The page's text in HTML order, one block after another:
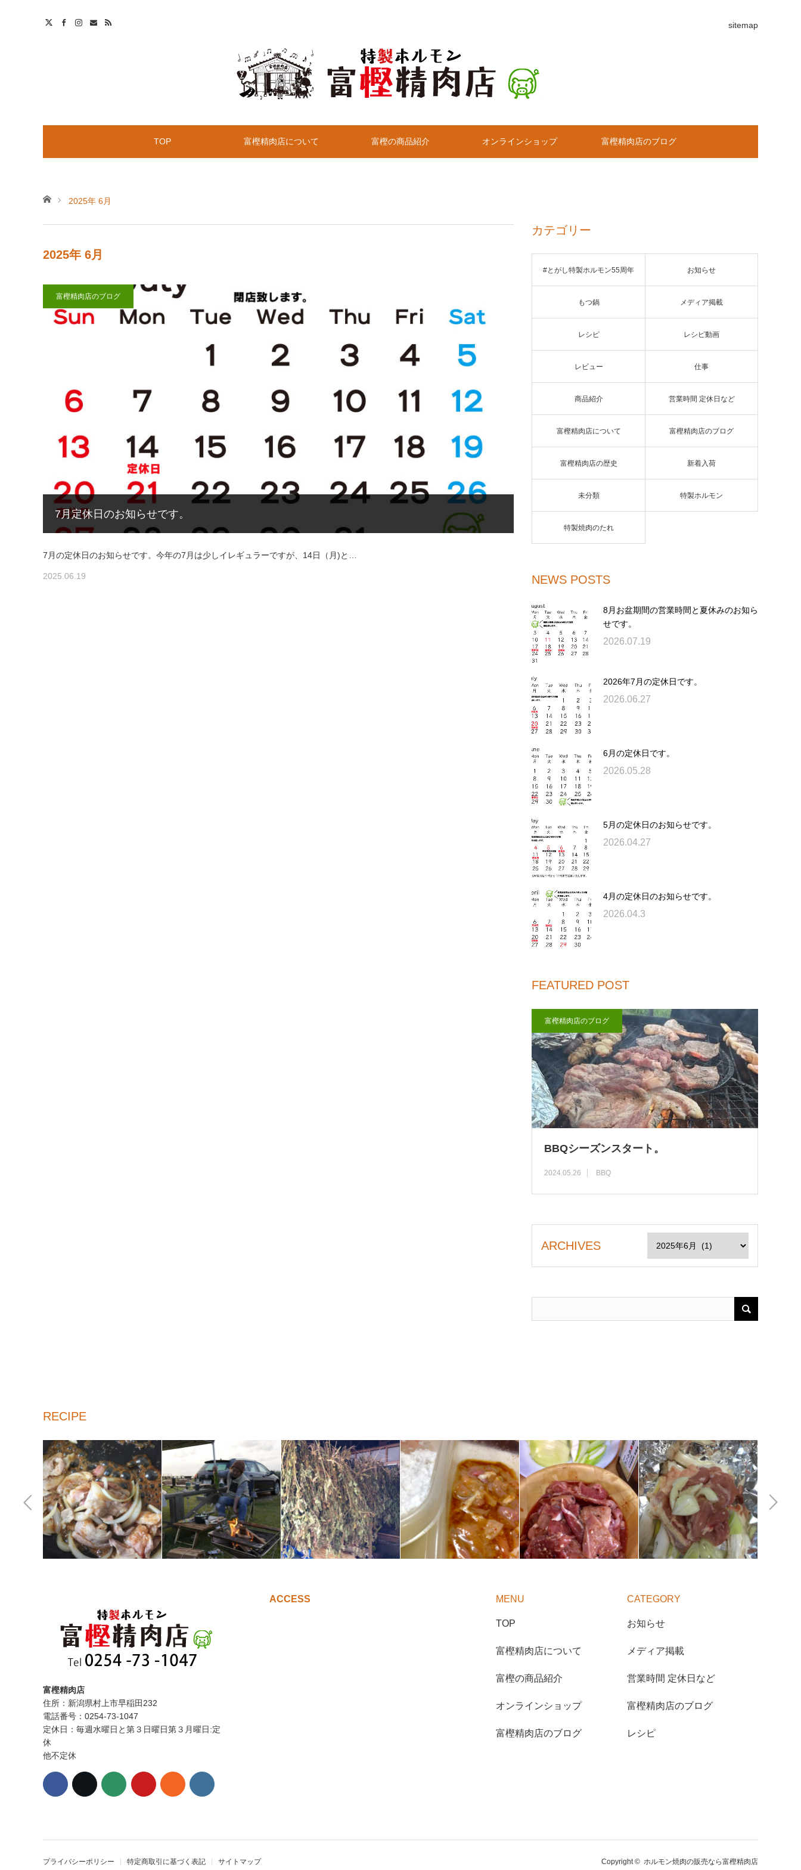
TOP 富樫精肉店について 富樫の商品紹介 オンラインショップ 富樫精肉店のブログ
sitemap
ホーム2025年 6月
2025年 6月
富樫精肉店のブログ
7月定休日のお知らせです。
7月の定休日のお知らせです。今年の7月は少しイレギュラーですが、14日（月)と…
2025.06.19
カテゴリー
#とがし特製ホルモン55周年 お知らせ
もつ鍋 メディア掲載
レシピ レシピ動画
レビュー 仕事
商品紹介 営業時間 定休日など
富樫精肉店について 富樫精肉店のブログ
富樫精肉店の歴史 新着入荷
未分類 特製ホルモン
特製焼肉のたれ
NEWS POSTS
8月お盆期間の営業時間と夏休みのお知ら
せです。
2026.07.19
2026年7月の定休日です。
2026.06.27
6月の定休日です。
2026.05.28
5月の定休日のお知らせです。
2026.04.27
4月の定休日のお知らせです。
2026.04.3
FEATURED POST
富樫精肉店のブログ
BBQシーズンスタート。
2024.05.26 BBQ
ARCHIVES
RECIPE
Next
富樫精肉店
住所：新潟県村上市早稲田232
電話番号：0254-73-1047
定休日：毎週水曜日と第３日曜日第３月曜日:定
休
他不定休
ACCESS MENU
TOP
富樫精肉店について
富樫の商品紹介
オンラインショップ
富樫精肉店のブログ
CATEGORY
お知らせ
メディア掲載
営業時間 定休日など
富樫精肉店のブログ
レシピ
プライバシーポリシー 特定商取引に基づく表記 サイトマップ Copyright © ホルモン焼肉の販売なら富樫精肉店